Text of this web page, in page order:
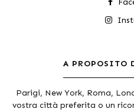
A PROPOSITO
Parigi, New York, Roma,
vostra città preferita o un